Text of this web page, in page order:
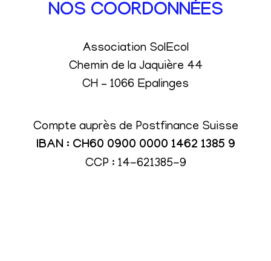
NOS COORDONNÉES
Association SolEcol
Chemin de la Jaquière 44
CH – 1066 Epalinges
Compte auprès de Postfinance Suisse
IBAN : CH60 0900 0000 1462 1385 9
CCP : 14-621385-9